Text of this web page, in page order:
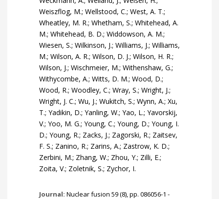
Journal: Nuclear fusion 59 (8), pp. 086056-1 -